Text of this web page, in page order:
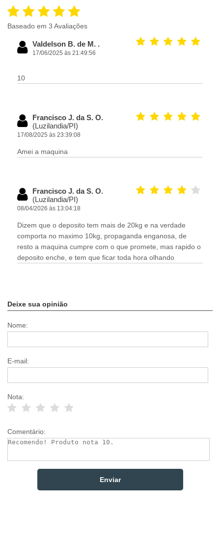
Baseado em 3 Avaliações
Valdelson B. de M. .
17/06/2025 às 21:49:56
10
Francisco J. da S. O.
(Luzilandia/PI)
17/08/2025 às 23:39:08
Amei a maquina
Francisco J. da S. O.
(Luzilandia/PI)
08/04/2026 às 13:04:18
Dizem que o deposito tem mais de 20kg e na verdade
comporta no maximo 10kg, propaganda enganosa, de
resto a maquina cumpre com o que promete, mas rapido o
deposito enche, e tem que ficar toda hora olhando
Deixe sua opinião
Nome:
E-mail:
Nota:
Comentário: